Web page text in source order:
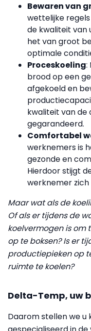
Bewaren van
wettelijke
de kwaliteit van
het van groot
optimale
Proceskoeling:
brood op een
afgekoeld en
kwaliteit van
gegarandeerd.
Comfortabel
werknemers is
gezonde en
Hierdoor stijgt
werknemer
Maar wat als de
Of als er tijdens de
koelvermogen is om
op te boksen? Is er
productiepieken op
ruimte te koelen?
Delta-Temp, uw
Daarom stellen we